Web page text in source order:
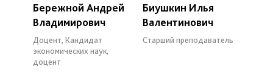
Бережной Андрей
Владимирович
Доцент, Кандидат
экономических наук,
доцент
Биушкин Илья
Валентинович
Старший преподаватель